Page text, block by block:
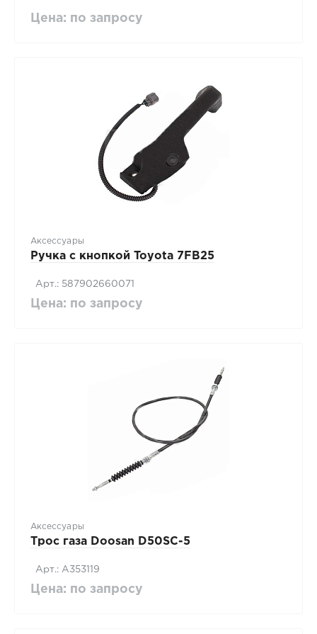
Цена: по запросу
Аксессуары
Ручка с кнопкой Toyota 7FB25
Арт.: 587902660071
Цена: по запросу
Аксессуары
Трос газа Doosan D50SC-5
Арт.: A353119
Цена: по запросу